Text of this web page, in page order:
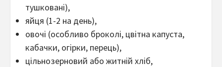
тушковані),
яйця (1-2 на день),
овочі (особливо броколі, цвітна капуста,
кабачки, огірки, перець),
цільнозерновий або житній хліб,